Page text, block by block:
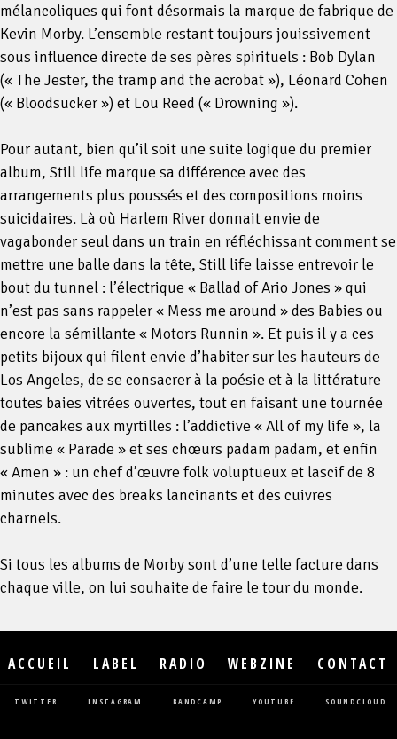
mélancoliques qui font désormais la marque de fabrique de
Kevin Morby. L’ensemble restant toujours jouissivement
sous influence directe de ses pères spirituels : Bob Dylan
(« The Jester, the tramp and the acrobat »), Léonard Cohen
(« Bloodsucker ») et Lou Reed (« Drowning »).
Pour autant, bien qu’il soit une suite logique du premier
album, Still life marque sa différence avec des
arrangements plus poussés et des compositions moins
suicidaires. Là où Harlem River donnait envie de
vagabonder seul dans un train en réfléchissant comment se
mettre une balle dans la tête, Still life laisse entrevoir le
bout du tunnel : l’électrique « Ballad of Ario Jones » qui
n’est pas sans rappeler « Mess me around » des Babies ou
encore la sémillante « Motors Runnin ». Et puis il y a ces
petits bijoux qui filent envie d’habiter sur les hauteurs de
Los Angeles, de se consacrer à la poésie et à la littérature
toutes baies vitrées ouvertes, tout en faisant une tournée
de pancakes aux myrtilles : l’addictive « All of my life », la
sublime « Parade » et ses chœurs padam padam, et enfin
« Amen » : un chef d’œuvre folk voluptueux et lascif de 8
minutes avec des breaks lancinants et des cuivres
charnels.
Si tous les albums de Morby sont d’une telle facture dans
chaque ville, on lui souhaite de faire le tour du monde.
ACCUEIL LABEL RADIO WEBZINE CONTACT
TWITTER INSTAGRAM BANDCAMP YOUTUBE SOUNDCLOUD